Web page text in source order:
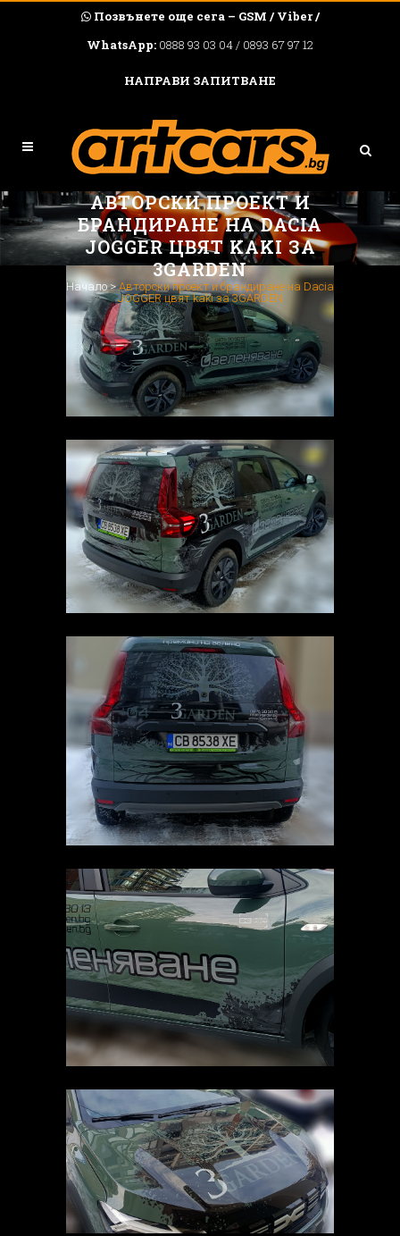
Позвънете още сега – GSM / Viber /
WhatsApp: 0888 93 03 04 / 0893 67 97 12
НАПРАВИ ЗАПИТВАНЕ
АВТОРСКИ ПРОЕКТ И
БРАНДИРАНЕ НА DACIA
JOGGER ЦВЯТ KAKI ЗА
3GARDEN
Начало>Авторски проект и брандиране на Dacia
JOGGER цвят kaki за 3GARDEN